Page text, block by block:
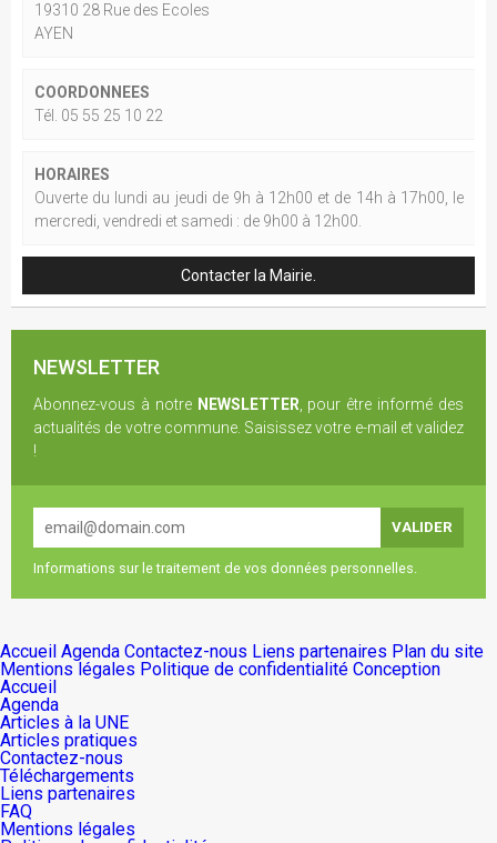
19310 28 Rue des Ecoles
AYEN
COORDONNEES
Tél. 05 55 25 10 22
HORAIRES
Ouverte du lundi au jeudi de 9h à 12h00 et de 14h à 17h00, le
mercredi, vendredi et samedi : de 9h00 à 12h00.
Contacter la Mairie.
NEWSLETTER
Abonnez-vous à notre NEWSLETTER , pour être informé des
actualités de votre commune. Saisissez votre e-mail et validez
!
Informations sur le traitement de vos données personnelles.
Accueil Agenda Contactez-nous Liens partenaires Plan du site
Mentions légales Politique de confidentialité Conception
Accueil
Agenda
Articles à la UNE
Articles pratiques
Contactez-nous
Téléchargements
Liens partenaires
FAQ
Mentions légales